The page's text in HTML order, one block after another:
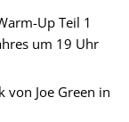
Up Teil 1
um 19 Uhr
Joe Green in